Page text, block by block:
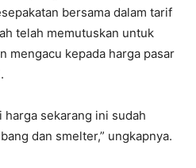
bersama dalam tarif
telah memutuskan untuk
mengacu kepada harga pasar
harga sekarang ini sudah
dan smelter,” ungkapnya.